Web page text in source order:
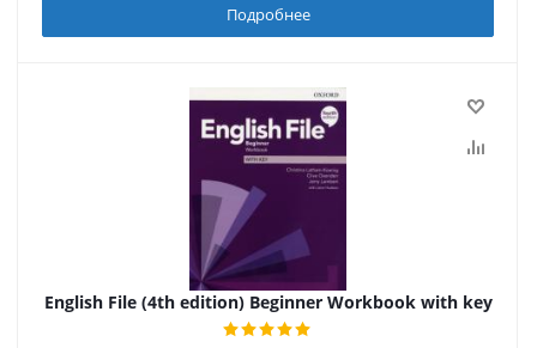
Подробнее
English File (4th edition) Beginner Workbook with key